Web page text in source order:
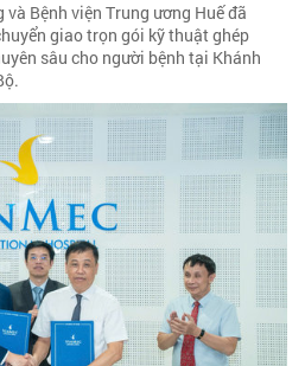
Bệnh viện Trung ương Huế đã
giao trọn gói kỹ thuật ghép
sâu cho người bệnh tại Khánh